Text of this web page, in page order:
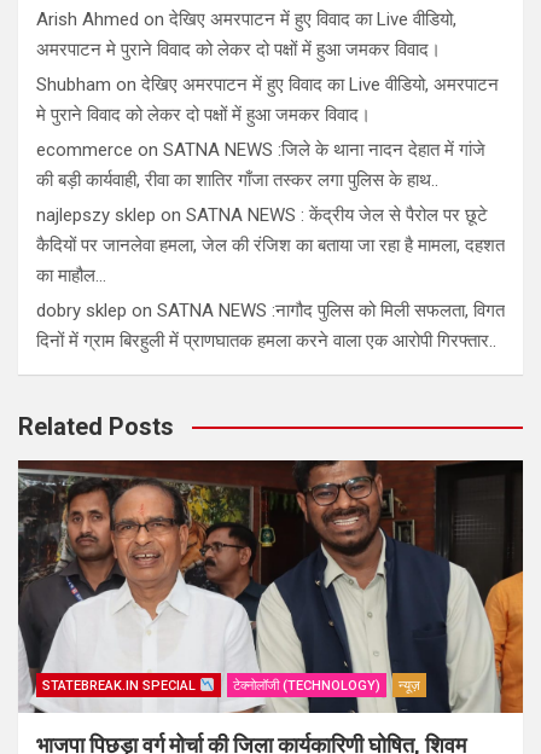
Arish Ahmed onदेखिए अमरपाटन में हुए विवाद का Live वीडियो,
अमरपाटन मे पुराने विवाद को लेकर दो पक्षों में हुआ जमकर विवाद।
Shubham onदेखिए अमरपाटन में हुए विवाद का Live वीडियो, अमरपाटन
मे पुराने विवाद को लेकर दो पक्षों में हुआ जमकर विवाद।
ecommerce on SATNA NEWS :जिले के थाना नादन देहात में गांजे
की बड़ी कार्यवाही, रीवा का शातिर गाँजा तस्कर लगा पुलिस के हाथ..
najlepszy sklep on SATNA NEWS : केंद्रीय जेल से पैरोल पर छूटे
कैदियों पर जानलेवा हमला, जेल की रंजिश का बताया जा रहा है मामला, दहशत
का माहौल…
dobry sklep on SATNA NEWS :नागौद पुलिस को मिली सफलता, विगत
दिनों में ग्राम बिरहुली में प्राणघातक हमला करने वाला एक आरोपी गिरफ्तार..
Related Posts
STATEBREAK.IN SPECIAL टेक्नोलॉजी (TECHNOLOGY) न्यूज़
भाजपा पिछड़ा वर्ग मोर्चा की जिला कार्यकारिणी घोषित, शिवम